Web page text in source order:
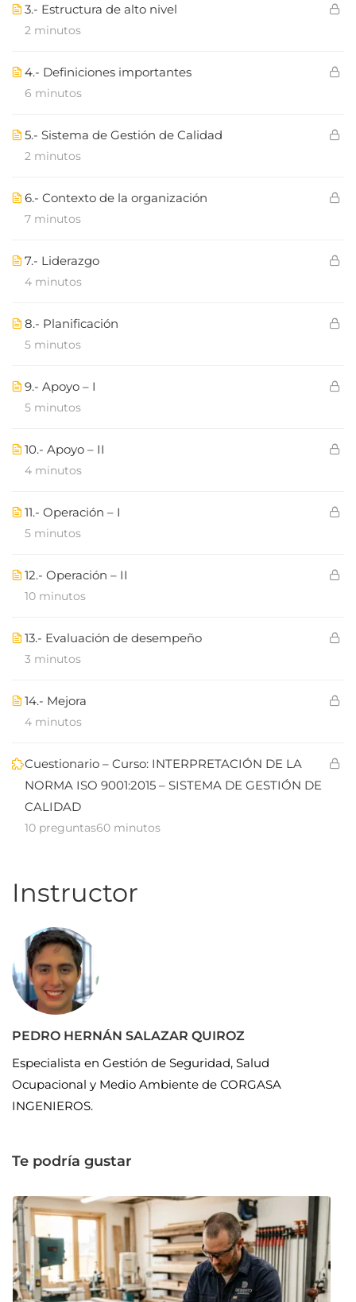
3.- Estructura de alto nivel
2 minutos
4.- Definiciones importantes
6 minutos
5.- Sistema de Gestión de Calidad
2 minutos
6.- Contexto de la organización
7 minutos
7.- Liderazgo
4 minutos
8.- Planificación
5 minutos
9.- Apoyo – I
5 minutos
10.- Apoyo – II
4 minutos
11.- Operación – I
5 minutos
12.- Operación – II
10 minutos
13.- Evaluación de desempeño
3 minutos
14.- Mejora
4 minutos
Cuestionario – Curso: INTERPRETACIÓN DE LA
NORMA ISO 9001:2015 – SISTEMA DE GESTIÓN DE
CALIDAD
60 minutos
10 preguntas
Instructor
PEDRO HERNÁN SALAZAR QUIROZ
Especialista en Gestión de Seguridad, Salud
Ocupacional y Medio Ambiente de CORGASA
INGENIEROS.
Te podría gustar